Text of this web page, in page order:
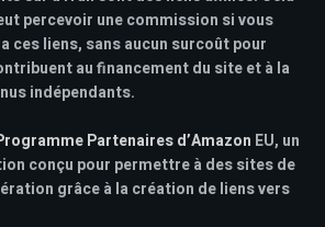
percevoir une commission si vous
ces liens, sans aucun surcoût pour
au financement du site et à la
indépendants.
Partenaires d’Amazon EU, un
conçu pour permettre à des sites de
grâce à la création de liens vers